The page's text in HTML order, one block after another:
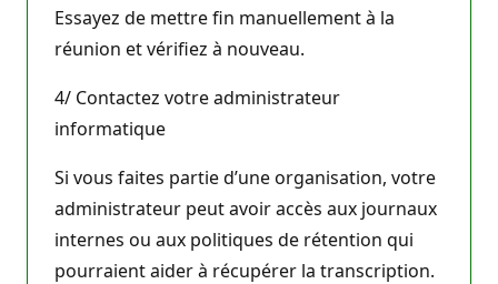
Essayez de mettre fin manuellement à la
réunion et vérifiez à nouveau.
4/ Contactez votre administrateur
informatique
Si vous faites partie d’une organisation, votre
administrateur peut avoir accès aux journaux
internes ou aux politiques de rétention qui
pourraient aider à récupérer la transcription.